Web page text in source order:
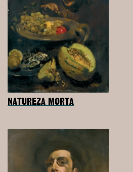
NATUREZA MORTA